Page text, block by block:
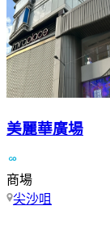
美麗華廣場
商場
尖沙咀